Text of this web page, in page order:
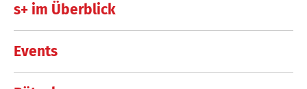
s+ im Überblick
Events